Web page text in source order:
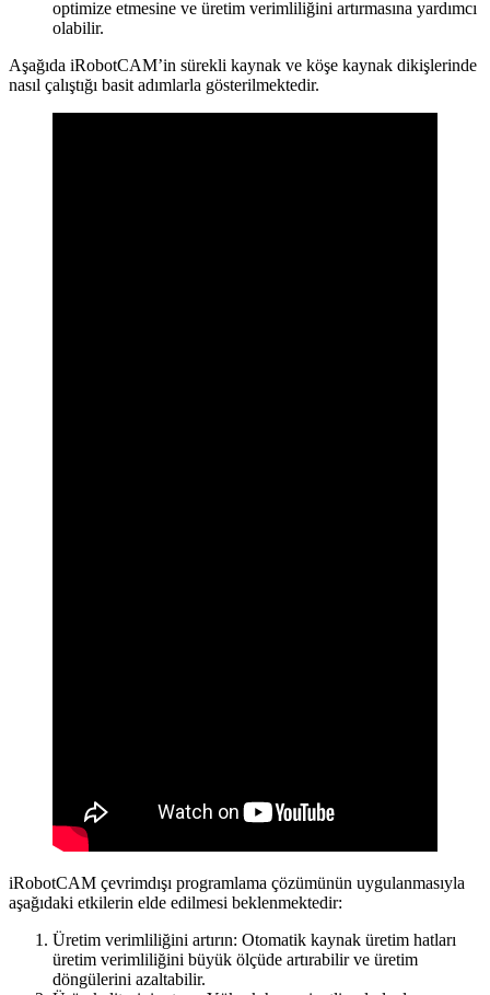
optimize etmesine ve üretim verimliliğini artırmasına yardımcı
olabilir.
Aşağıda iRobotCAM’in sürekli kaynak ve köşe kaynak dikişlerinde
nasıl çalıştığı basit adımlarla gösterilmektedir.
iRobotCAM çevrimdışı programlama çözümünün uygulanmasıyla
aşağıdaki etkilerin elde edilmesi beklenmektedir:
Üretim verimliliğini artırın: Otomatik kaynak üretim hatları
üretim verimliliğini büyük ölçüde artırabilir ve üretim
döngülerini azaltabilir.